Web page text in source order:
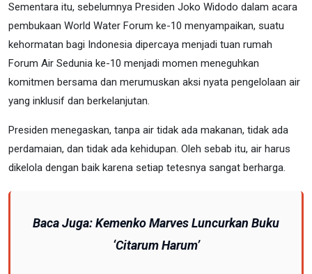
Sementara itu, sebelumnya Presiden Joko Widodo dalam acara
pembukaan World Water Forum ke-10 menyampaikan, suatu
kehormatan bagi Indonesia dipercaya menjadi tuan rumah
Forum Air Sedunia ke-10 menjadi momen meneguhkan
komitmen bersama dan merumuskan aksi nyata pengelolaan air
yang inklusif dan berkelanjutan.
Presiden menegaskan, tanpa air tidak ada makanan, tidak ada
perdamaian, dan tidak ada kehidupan. Oleh sebab itu, air harus
dikelola dengan baik karena setiap tetesnya sangat berharga.
Baca Juga:Kemenko Marves Luncurkan Buku
‘Citarum Harum’